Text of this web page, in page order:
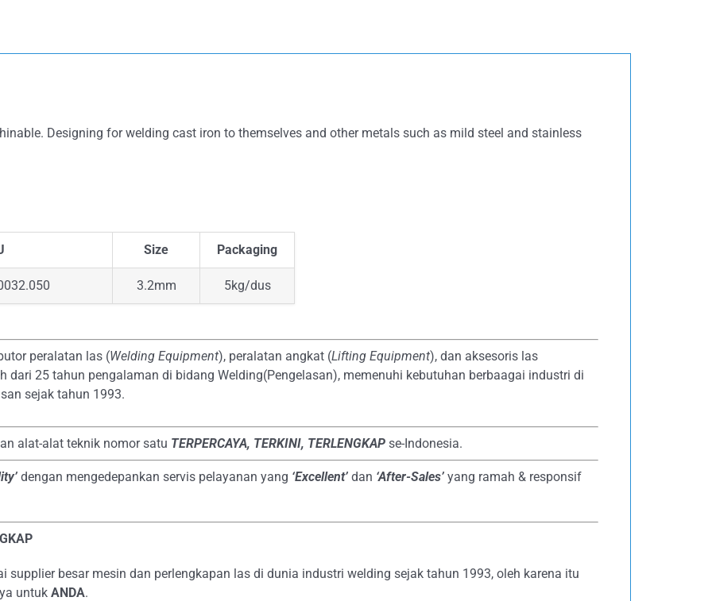
Designing for welding cast iron to themselves and other metals such as mild steel and stainless
Size Packaging
3.2mm 5kg/dus
peralatan las (Welding Equipment), peralatan angkat (Lifting Equipment), dan aksesoris las
dari 25 tahun pengalaman di bidang Welding(Pengelasan), memenuhi kebutuhan berbaagai industri di
sejak tahun 1993.
alat-alat teknik nomor satu TERPERCAYA, TERKINI, TERLENGKAP se-Indonesia.
dengan mengedepankan servis pelayanan yang ‘Excellent’ dan ‘After-Sales’ yang ramah & responsif
supplier besar mesin dan perlengkapan las di dunia industri welding sejak tahun 1993, oleh karena itu
untuk ANDA.